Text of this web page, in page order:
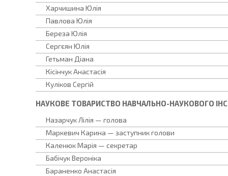
Харчишина Юлія
Павлова Юлія
Береза Юлія
Сергєян Юлія
Гетьман Діана
Кісінчук Анастасія
Куліков Сергій
НАУКОВЕ ТОВАРИСТВО НАВЧАЛЬНО-НАУКОВОГО
Назарчук Лілія — голова
Маркевич Карина — заступник голови
Каленюк Марія — секретар
Бабічук Вероніка
Бараненко Анастасія